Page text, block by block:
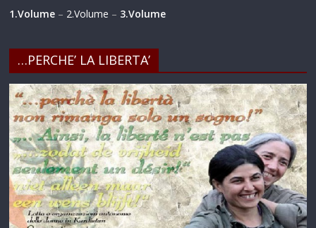
1.Volume – 2.Volume – 3.Volume
…PERCHE’ LA LIBERTA’